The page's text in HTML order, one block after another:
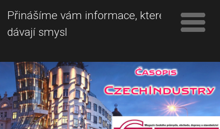
Přinášíme vám informace, které
dávají smysl